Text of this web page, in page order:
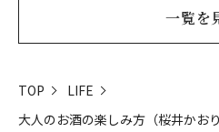
一覧を
TOP
LIFE
大人のお酒の楽しみ方（桜井かおり